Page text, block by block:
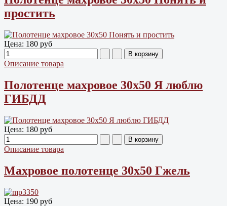
простить
Цена: 180 руб
Описание товара
Полотенце махровое 30х50 Я люблю
ГИБДД
Цена: 180 руб
Описание товара
Махровое полотенце 30х50 Гжель
Цена: 190 руб